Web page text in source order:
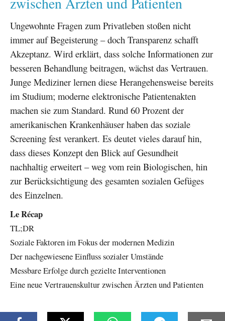
Ungewohnte Fragen zum Privatleben stoßen nicht
immer auf Begeisterung – doch Transparenz schafft
Akzeptanz. Wird erklärt, dass solche Informationen zur
besseren Behandlung beitragen, wächst das Vertrauen.
Junge Mediziner lernen diese Herangehensweise bereits
im Studium; moderne elektronische Patientenakten
machen sie zum Standard. Rund 60 Prozent der
amerikanischen Krankenhäuser haben das soziale
Screening fest verankert. Es deutet vieles darauf hin,
dass dieses Konzept den Blick auf Gesundheit
nachhaltig erweitert – weg vom rein Biologischen, hin
zur Berücksichtigung des gesamten sozialen Gefüges
des Einzelnen.
Le Récap
TL;DR
Soziale Faktoren im Fokus der modernen Medizin
Der nachgewiesene Einfluss sozialer Umstände
Messbare Erfolge durch gezielte Interventionen
Eine neue Vertrauenskultur zwischen Ärzten und Patienten